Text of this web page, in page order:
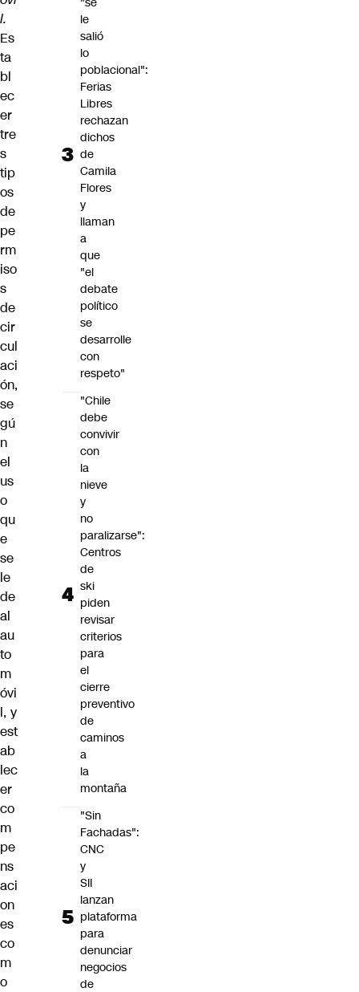
l.
Es
ta
bl
ec
er
tre
s
tip
os
de
pe
rm
iso
s
de
cir
cul
aci
ón,
se
gú
n
el
us
o
qu
e
se
le
de
al
au
to
m
óvi
l, y
est
ab
lec
er
co
m
pe
ns
aci
on
es
co
m
o
le
salió
lo
poblacional":
Ferias
Libres
rechazan
dichos
de
Camila
Flores
y
llaman
a
que
"el
debate
político
se
desarrolle
con
respeto"
"Chile
debe
convivir
con
la
nieve
y
no
paralizarse":
Centros
de
ski
piden
revisar
criterios
para
el
cierre
preventivo
de
caminos
a
la
montaña
"Sin
Fachadas":
CNC
y
SII
lanzan
plataforma
para
denunciar
negocios
de